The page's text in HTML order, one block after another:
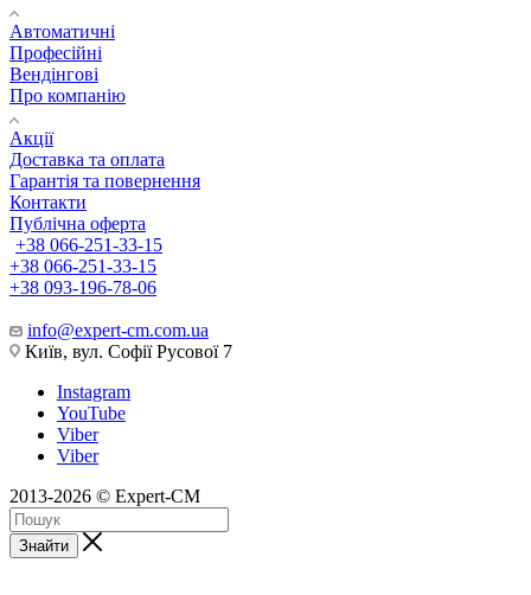
Автоматичні
Професійні
Вендінгові
Про компанію
Акції
Доставка та оплата
Гарантія та повернення
Контакти
Публічна оферта
+38 066-251-33-15
+38 066-251-33-15
+38 093-196-78-06
info@expert-cm.com.ua
Київ, вул. Софії Русової 7
Instagram
YouTube
Viber
Viber
2013-2026 © Expert-CM
Знайти